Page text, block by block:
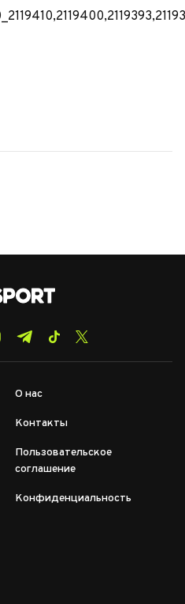
О нас
Контакты
Пользовательское
соглашение
Конфиденциальность